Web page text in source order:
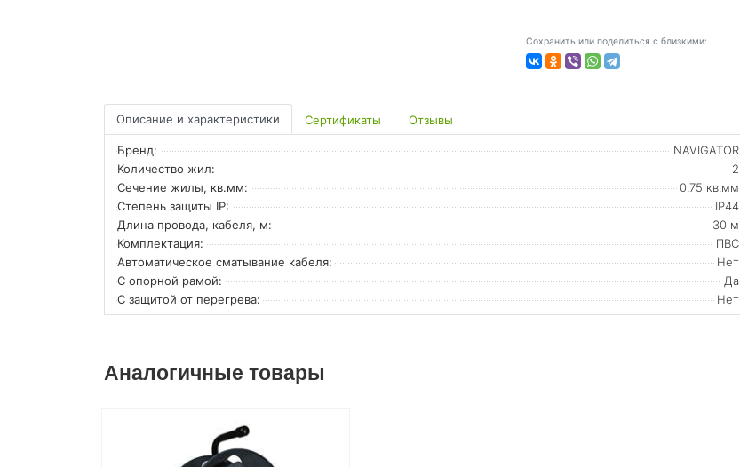
Сохранить или поделиться с близкими:
Описание и характеристики Сертификаты Отзывы
Бренд:
NAVIGATOR
Количество жил:
2
Сечение жилы, кв.мм:
0.75 кв.мм
Степень защиты IP:
IP44
Длина провода, кабеля, м:
30 м
Комплектация:
ПВС
Автоматическое сматывание кабеля:
Нет
С опорной рамой:
Да
С защитой от перегрева:
Нет
Аналогичные товары